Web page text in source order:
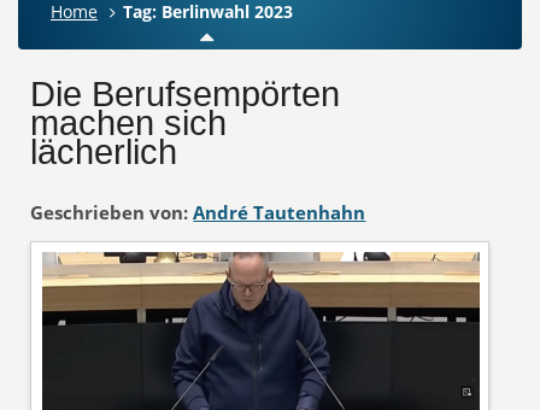
Home Tag: Berlinwahl 2023
Die Berufsempörten
machen sich
lächerlich
Geschrieben von: André Tautenhahn